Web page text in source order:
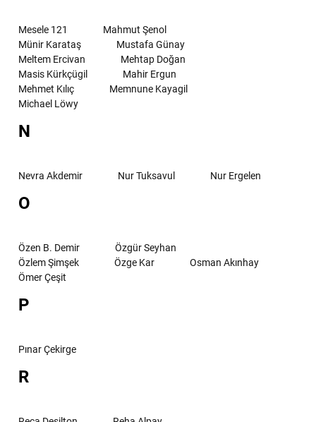
Mesele 121
Mahmut Şenol
Münir Karataş
Mustafa Günay
Meltem Ercivan
Mehtap Doğan
Masis Kürkçügil
Mahir Ergun
Mehmet Kılıç
Memnune Kayagil
Michael Löwy
N
Nevra Akdemir Nur Tuksavul Nur Ergelen
O
Özen B. Demir
Özgür Seyhan
Özlem Şimşek
Özge Kar
Osman Akınhay
Ömer Çeşit
P
Pınar Çekirge
R